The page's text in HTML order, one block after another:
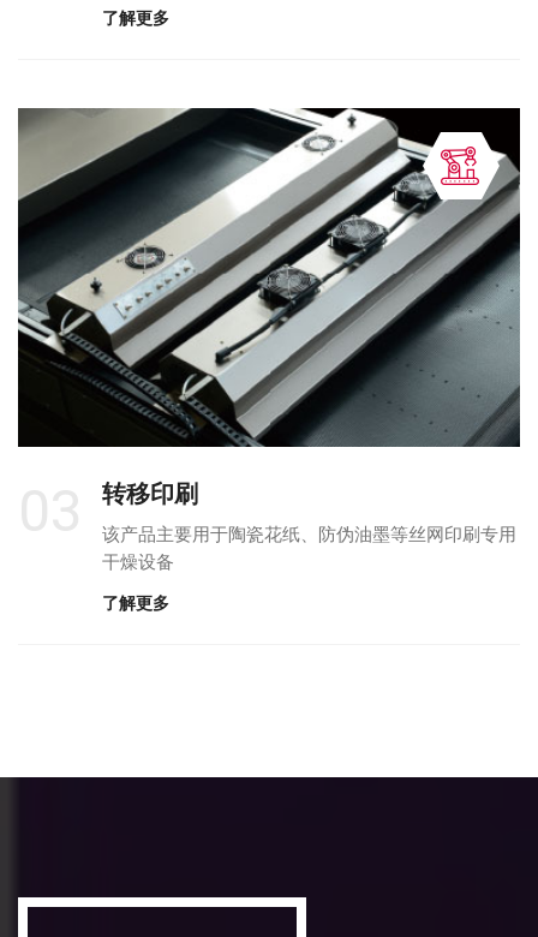
了解更多
转移印刷
该产品主要用于陶瓷花纸、防伪油墨等丝网印刷专用
干燥设备
了解更多